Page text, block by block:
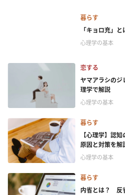
暮らす
「キョロ充」
心理学の基本
恋する
ヤマアラシの
理学で解説
心理学の基本
暮らす
【心理学】認
原因と対策を解
心理学の基本
暮らす
内省とは？ 反